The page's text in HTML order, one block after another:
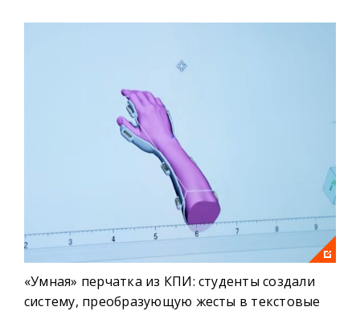
«Умная» перчатка из КПИ: студенты создали
систему, преобразующую жесты в текстовые